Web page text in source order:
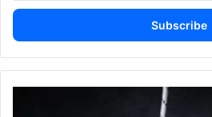
Email